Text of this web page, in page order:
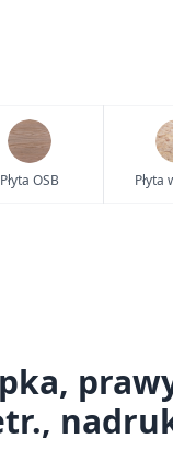
Płyta OSB Płyta